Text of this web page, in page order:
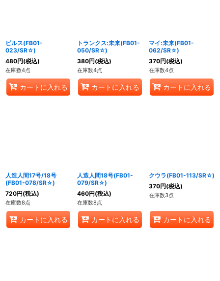
ビルス(FB01-
023/SR☆)
480円(税込)
在庫数4点
カートに入れる
トランクス:未来(FB01-
050/SR☆)
380円(税込)
在庫数4点
カートに入れる
マイ:未来(FB01-
062/SR☆)
370円(税込)
在庫数4点
カートに入れる
人造人間17号/18号
(FB01-078/SR☆)
720円(税込)
在庫数8点
カートに入れる
人造人間18号(FB01-
079/SR☆)
460円(税込)
在庫数8点
カートに入れる
クウラ(FB01-113/SR☆)
370円(税込)
在庫数3点
カートに入れる